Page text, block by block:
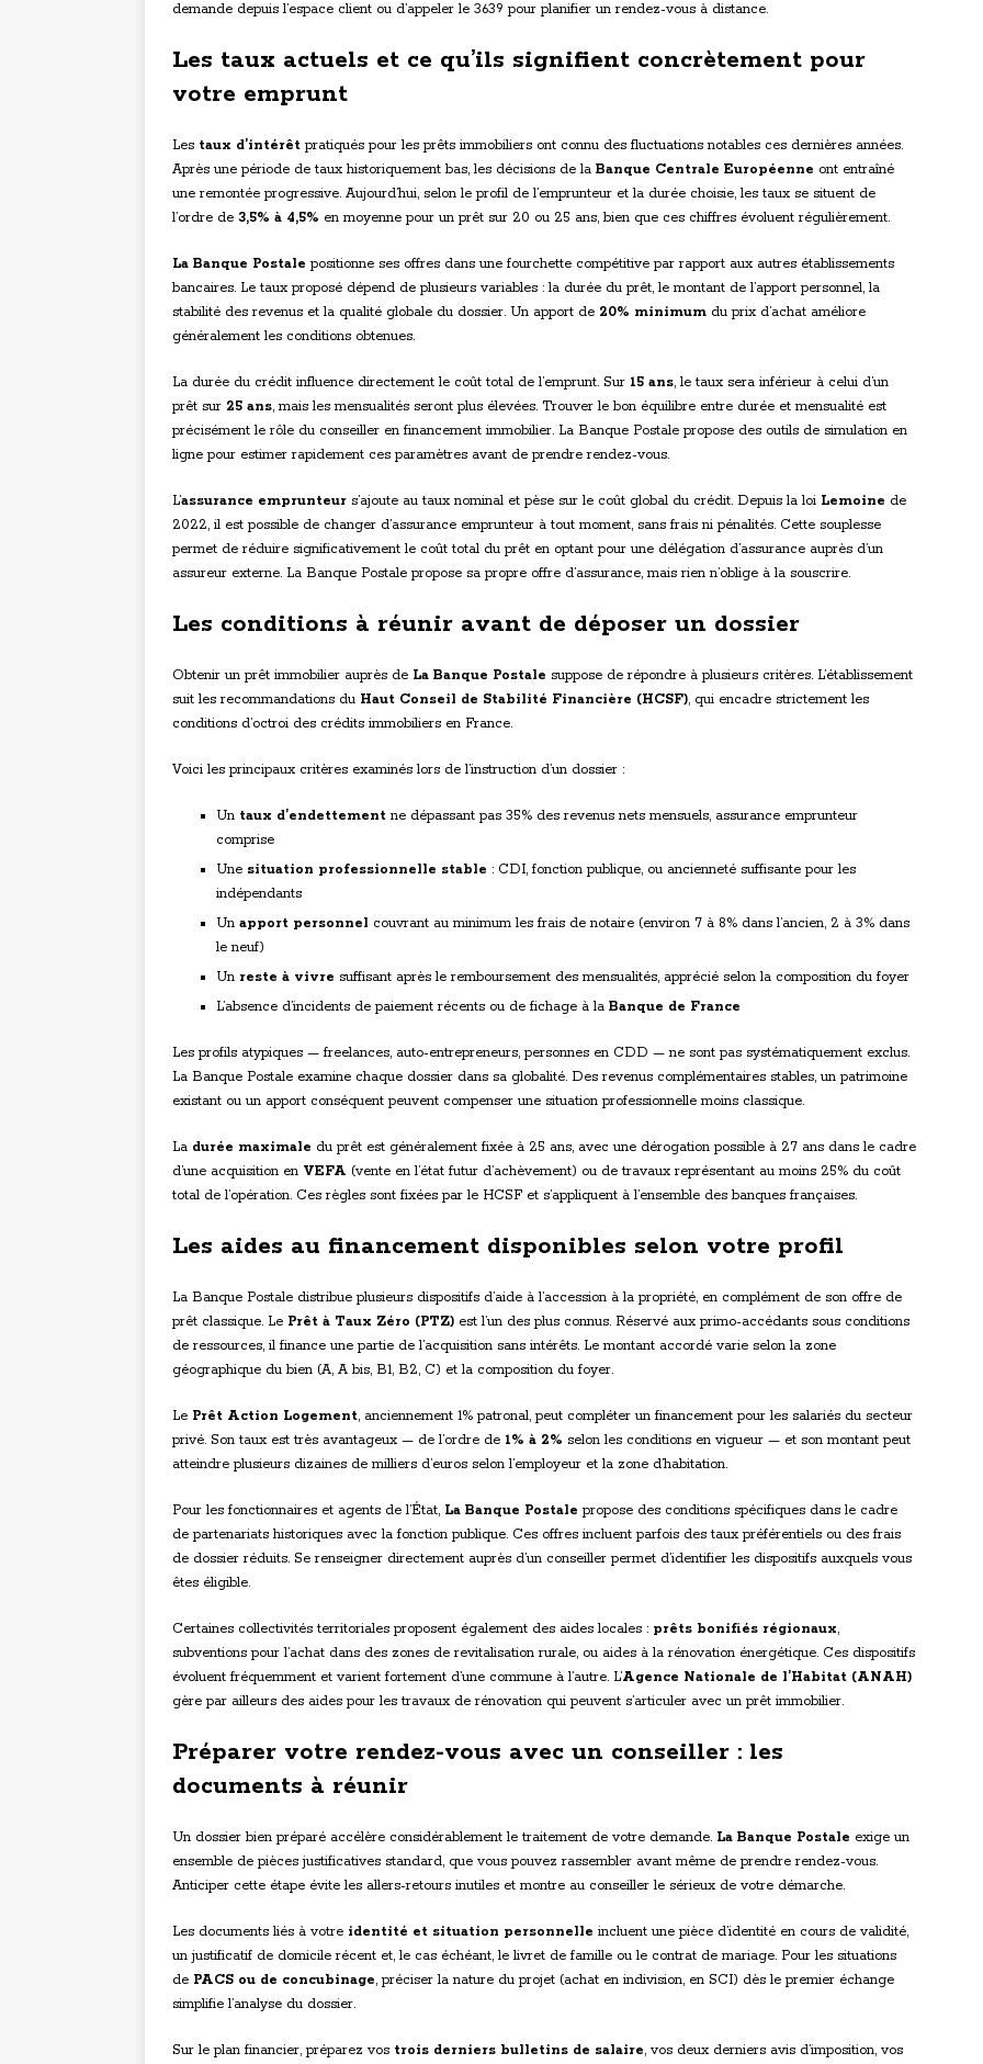
demande depuis l’espace client ou d’appeler le 3639 pour planifier un rendez-vous à distance.
Les taux actuels et ce qu’ils signifient concrètement pour
votre emprunt
Les taux d’intérêt pratiqués pour les prêts immobiliers ont connu des fluctuations notables ces dernières années.
Après une période de taux historiquement bas, les décisions de la Banque Centrale Européenne ont entraîné
une remontée progressive. Aujourd’hui, selon le profil de l’emprunteur et la durée choisie, les taux se situent de
l’ordre de 3,5% à 4,5% en moyenne pour un prêt sur 20 ou 25 ans, bien que ces chiffres évoluent régulièrement.
La Banque Postale positionne ses offres dans une fourchette compétitive par rapport aux autres établissements
bancaires. Le taux proposé dépend de plusieurs variables : la durée du prêt, le montant de l’apport personnel, la
stabilité des revenus et la qualité globale du dossier. Un apport de 20% minimum du prix d’achat améliore
généralement les conditions obtenues.
La durée du crédit influence directement le coût total de l’emprunt. Sur 15 ans, le taux sera inférieur à celui d’un
prêt sur 25 ans, mais les mensualités seront plus élevées. Trouver le bon équilibre entre durée et mensualité est
précisément le rôle du conseiller en financement immobilier. La Banque Postale propose des outils de simulation en
ligne pour estimer rapidement ces paramètres avant de prendre rendez-vous.
L’assurance emprunteur s’ajoute au taux nominal et pèse sur le coût global du crédit. Depuis la loi Lemoine de
2022, il est possible de changer d’assurance emprunteur à tout moment, sans frais ni pénalités. Cette souplesse
permet de réduire significativement le coût total du prêt en optant pour une délégation d’assurance auprès d’un
assureur externe. La Banque Postale propose sa propre offre d’assurance, mais rien n’oblige à la souscrire.
Les conditions à réunir avant de déposer un dossier
Obtenir un prêt immobilier auprès de La Banque Postale suppose de répondre à plusieurs critères. L’établissement
suit les recommandations du Haut Conseil de Stabilité Financière (HCSF), qui encadre strictement les
conditions d’octroi des crédits immobiliers en France.
Voici les principaux critères examinés lors de l’instruction d’un dossier :
Un taux d’endettement ne dépassant pas 35% des revenus nets mensuels, assurance emprunteur
comprise
Une situation professionnelle stable : CDI, fonction publique, ou ancienneté suffisante pour les
indépendants
Un apport personnel couvrant au minimum les frais de notaire (environ 7 à 8% dans l’ancien, 2 à 3% dans
le neuf)
Un reste à vivre suffisant après le remboursement des mensualités, apprécié selon la composition du foyer
L’absence d’incidents de paiement récents ou de fichage à la Banque de France
Les profils atypiques — freelances, auto-entrepreneurs, personnes en CDD — ne sont pas systématiquement exclus.
La Banque Postale examine chaque dossier dans sa globalité. Des revenus complémentaires stables, un patrimoine
existant ou un apport conséquent peuvent compenser une situation professionnelle moins classique.
La durée maximale du prêt est généralement fixée à 25 ans, avec une dérogation possible à 27 ans dans le cadre
d’une acquisition en VEFA (vente en l’état futur d’achèvement) ou de travaux représentant au moins 25% du coût
total de l’opération. Ces règles sont fixées par le HCSF et s’appliquent à l’ensemble des banques françaises.
Les aides au financement disponibles selon votre profil
La Banque Postale distribue plusieurs dispositifs d’aide à l’accession à la propriété, en complément de son offre de
prêt classique. Le Prêt à Taux Zéro (PTZ) est l’un des plus connus. Réservé aux primo-accédants sous conditions
de ressources, il finance une partie de l’acquisition sans intérêts. Le montant accordé varie selon la zone
géographique du bien (A, A bis, B1, B2, C) et la composition du foyer.
Le Prêt Action Logement, anciennement 1% patronal, peut compléter un financement pour les salariés du secteur
privé. Son taux est très avantageux — de l’ordre de 1% à 2% selon les conditions en vigueur — et son montant peut
atteindre plusieurs dizaines de milliers d’euros selon l’employeur et la zone d’habitation.
Pour les fonctionnaires et agents de l’État, La Banque Postale propose des conditions spécifiques dans le cadre
de partenariats historiques avec la fonction publique. Ces offres incluent parfois des taux préférentiels ou des frais
de dossier réduits. Se renseigner directement auprès d’un conseiller permet d’identifier les dispositifs auxquels vous
êtes éligible.
Certaines collectivités territoriales proposent également des aides locales : prêts bonifiés régionaux,
subventions pour l’achat dans des zones de revitalisation rurale, ou aides à la rénovation énergétique. Ces dispositifs
évoluent fréquemment et varient fortement d’une commune à l’autre. L’Agence Nationale de l’Habitat (ANAH)
gère par ailleurs des aides pour les travaux de rénovation qui peuvent s’articuler avec un prêt immobilier.
Préparer votre rendez-vous avec un conseiller : les
documents à réunir
Un dossier bien préparé accélère considérablement le traitement de votre demande. La Banque Postale exige un
ensemble de pièces justificatives standard, que vous pouvez rassembler avant même de prendre rendez-vous.
Anticiper cette étape évite les allers-retours inutiles et montre au conseiller le sérieux de votre démarche.
Les documents liés à votre identité et situation personnelle incluent une pièce d’identité en cours de validité,
un justificatif de domicile récent et, le cas échéant, le livret de famille ou le contrat de mariage. Pour les situations
de PACS ou de concubinage, préciser la nature du projet (achat en indivision, en SCI) dès le premier échange
simplifie l’analyse du dossier.
Sur le plan financier, préparez vos trois derniers bulletins de salaire, vos deux derniers avis d’imposition, vos